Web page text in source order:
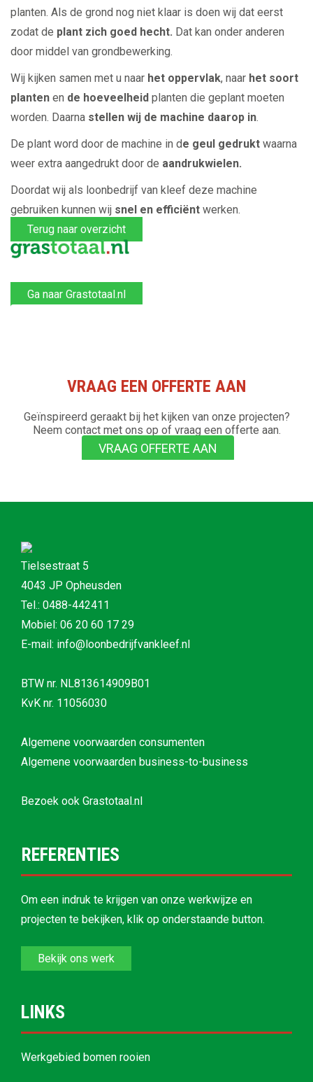
planten. Als de grond nog niet klaar is doen wij dat eerst
zodat de plant zich goed hecht. Dat kan onder anderen
door middel van grondbewerking.
Wij kijken samen met u naar het oppervlak, naar het soort
planten en de hoeveelheid planten die geplant moeten
worden. Daarna stellen wij de machine daarop in.
De plant word door de machine in de geul gedrukt waarna
weer extra aangedrukt door de aandrukwielen.
Doordat wij als loonbedrijf van kleef deze machine
gebruiken kunnen wij snel en efficiënt werken.
Terug naar overzicht
Ga naar Grastotaal.nl
VRAAG EEN OFFERTE AAN
Geïnspireerd geraakt bij het kijken van onze projecten?
Neem contact met ons op of vraag een offerte aan.
VRAAG OFFERTE AAN
Tielsestraat 5
4043 JP Opheusden
Tel.: 0488-442411
Mobiel: 06 20 60 17 29
E-mail: info@loonbedrijfvankleef.nl
BTW nr. NL813614909B01
KvK nr. 11056030
Algemene voorwaarden consumenten
Algemene voorwaarden business-to-business
Bezoek ook Grastotaal.nl
REFERENTIES
Om een indruk te krijgen van onze werkwijze en
projecten te bekijken, klik op onderstaande button.
Bekijk ons werk
LINKS
Werkgebied bomen rooien